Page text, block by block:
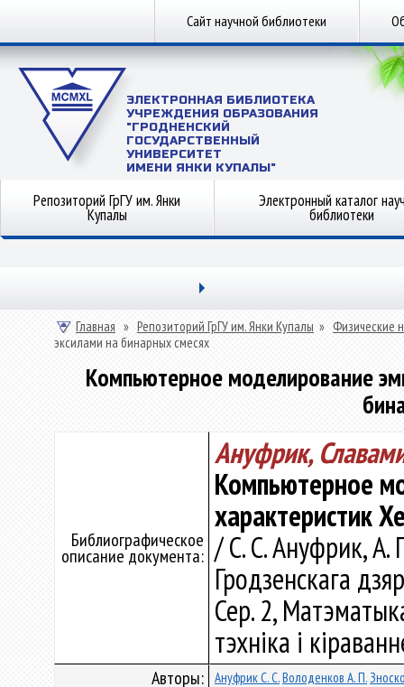
Сайт научной библиотеки
ЭЛЕКТРОННАЯ БИБЛИОТЕКА
УЧРЕЖДЕНИЯ ОБРАЗОВАНИЯ
"ГРОДНЕНСКИЙ
ГОСУДАРСТВЕННЫЙ
УНИВЕРСИТЕТ
ИМЕНИ ЯНКИ КУПАЛЫ"
Репозиторий ГрГУ им. Янки
Купалы
Электронный каталог
библиотеки
Главная » Репозиторий ГрГУ им. Янки Купалы » Физические
эксилами на бинарных смесях
Компьютерное моделирование
Библиографическое
описание документа:
Ануфрик,
Компьютерное
характеристик
/ С. С. Ануфрик, А.
Гродзенскага
Сер. 2,
тэхніка і
Авторы: Ануфрик С. С.Володенков А. П.